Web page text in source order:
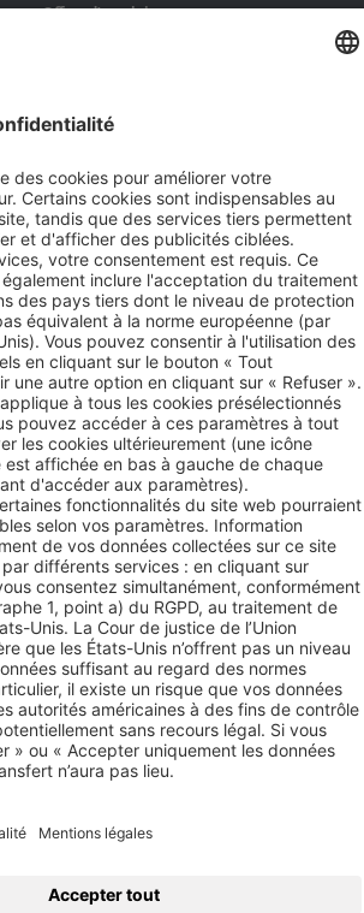
Offres d'emploi
Contact
TECHNOLOGIES SARL
Zone Industrielle
1, rue des Frères Rémy
BP 10816
Sarreguemines Cedex
Tél. +33 387 28 38 00
Contact
Liens
BEKO TECHNOLOGIES